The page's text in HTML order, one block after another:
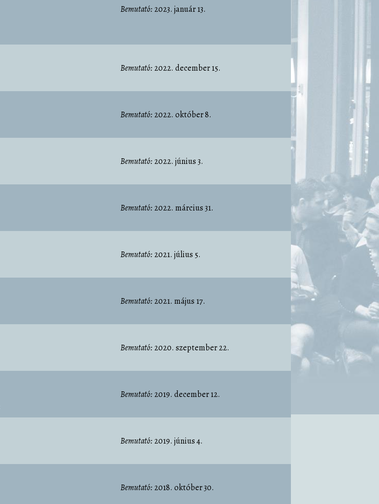
Bemutató: 2023. január 13.
Bemutató: 2022. december 15.
Bemutató: 2022. október 8.
Bemutató: 2022. június 3.
Bemutató: 2022. március 31.
Bemutató: 2021. július 5.
Bemutató: 2021. május 17.
Bemutató: 2020. szeptember 22.
Bemutató: 2019. december 12.
Bemutató: 2019. június 4.
Bemutató: 2018. október 30.